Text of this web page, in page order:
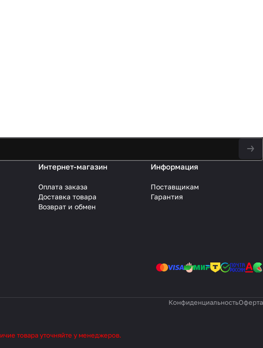
Интернет-магазин
Оплата заказа
Доставка товара
Возврат и обмен
Информация
Поставщикам
Гарантия
КонфиденциальностьОферта
товара уточняйте у менеджеров.